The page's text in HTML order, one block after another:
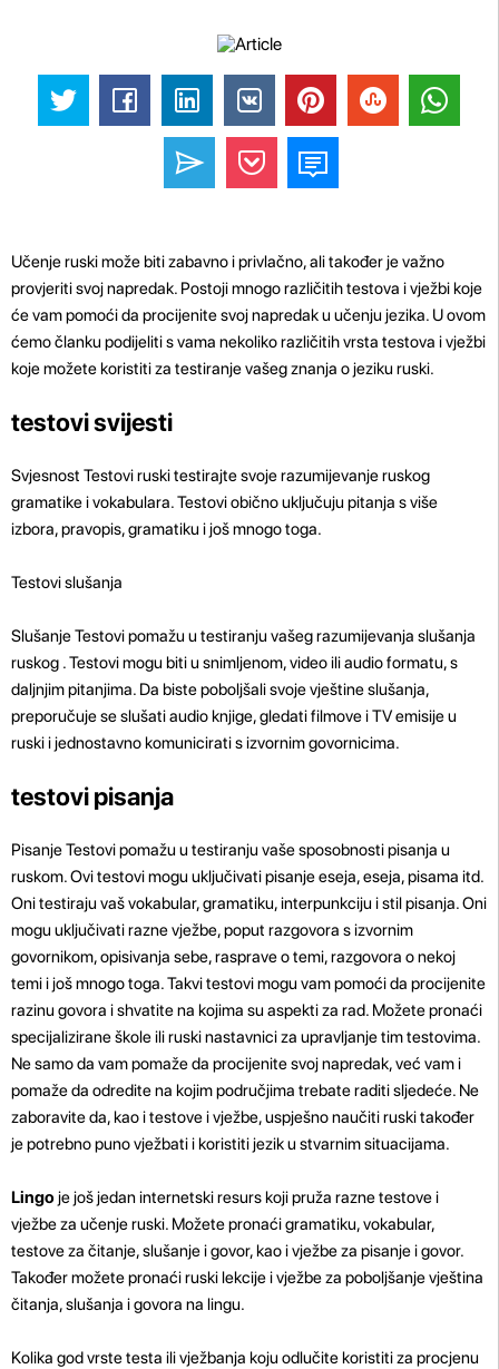
Učenje ruski može biti zabavno i privlačno, ali također je važno
provjeriti svoj napredak. Postoji mnogo različitih testova i vježbi koje
će vam pomoći da procijenite svoj napredak u učenju jezika. U ovom
ćemo članku podijeliti s vama nekoliko različitih vrsta testova i vježbi
koje možete koristiti za testiranje vašeg znanja o jeziku ruski.
testovi svijesti
Svjesnost Testovi ruski testirajte svoje razumijevanje ruskog
gramatike i vokabulara. Testovi obično uključuju pitanja s više
izbora, pravopis, gramatiku i još mnogo toga.
Testovi slušanja
Slušanje Testovi pomažu u testiranju vašeg razumijevanja slušanja
ruskog . Testovi mogu biti u snimljenom, video ili audio formatu, s
daljnjim pitanjima. Da biste poboljšali svoje vještine slušanja,
preporučuje se slušati audio knjige, gledati filmove i TV emisije u
ruski i jednostavno komunicirati s izvornim govornicima.
testovi pisanja
Pisanje Testovi pomažu u testiranju vaše sposobnosti pisanja u
ruskom. Ovi testovi mogu uključivati ​​pisanje eseja, eseja, pisama itd.
Oni testiraju vaš vokabular, gramatiku, interpunkciju i stil pisanja. Oni
mogu uključivati ​​razne vježbe, poput razgovora s izvornim
govornikom, opisivanja sebe, rasprave o temi, razgovora o nekoj
temi i još mnogo toga. Takvi testovi mogu vam pomoći da procijenite
razinu govora i shvatite na kojima su aspekti za rad. Možete pronaći
specijalizirane škole ili ruski nastavnici za upravljanje tim testovima.
Ne samo da vam pomaže da procijenite svoj napredak, već vam i
pomaže da odredite na kojim područjima trebate raditi sljedeće. Ne
zaboravite da, kao i testove i vježbe, uspješno naučiti ruski također
je potrebno puno vježbati i koristiti jezik u stvarnim situacijama.
Lingoje još jedan internetski resurs koji pruža razne testove i
vježbe za učenje ruski. Možete pronaći gramatiku, vokabular,
testove za čitanje, slušanje i govor, kao i vježbe za pisanje i govor.
Također možete pronaći ruski lekcije i vježbe za poboljšanje vještina
čitanja, slušanja i govora na lingu.
Kolika god vrste testa ili vježbanja koju odlučite koristiti za procjenu